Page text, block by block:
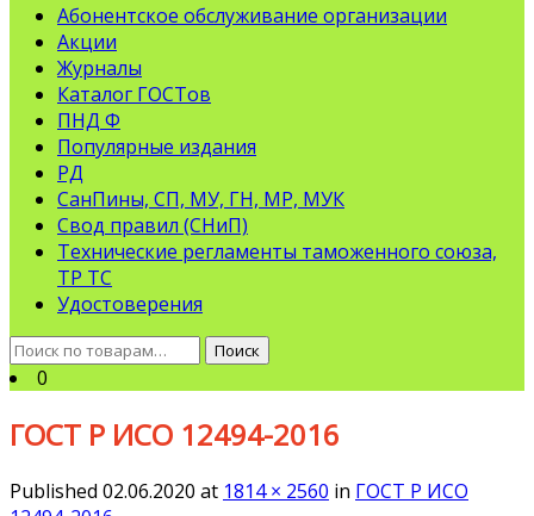
Абонентское обслуживание организации
Акции
Журналы
Каталог ГОСТов
ПНД Ф
Популярные издания
РД
СанПины, СП, МУ, ГН, МР, МУК
Свод правил (СНиП)
Технические регламенты таможенного союза,
ТР ТС
Удостоверения
Искать:
Поиск
0
ГОСТ Р ИСО 12494-2016
Published 02.06.2020 at 1814 × 2560 in ГОСТ Р ИСО